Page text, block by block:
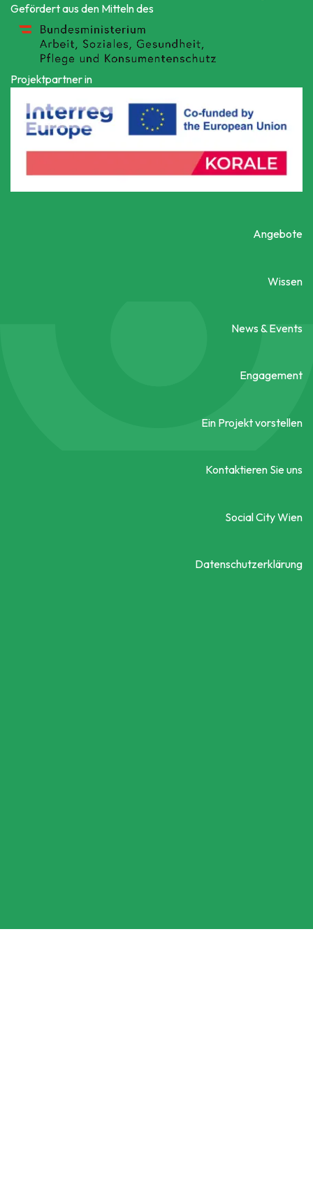
Gefördert aus den Mitteln des
Projektpartner in
Angebote
Wissen
News & Events
Engagement
Ein Projekt vorstellen
Kontaktieren Sie uns
Social City Wien
Datenschutzerklärung